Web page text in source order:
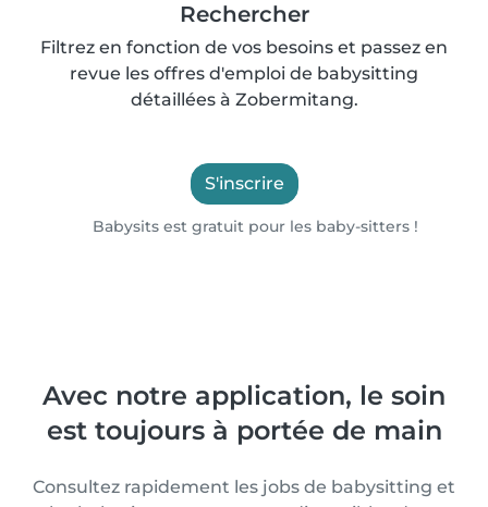
Rechercher
Filtrez en fonction de vos besoins et passez en
revue les offres d'emploi de babysitting
détaillées à Zobermitang.
S'inscrire
Babysits est gratuit pour les baby-sitters !
Avec notre application, le soin
est toujours à portée de main
Consultez rapidement les jobs de babysitting et